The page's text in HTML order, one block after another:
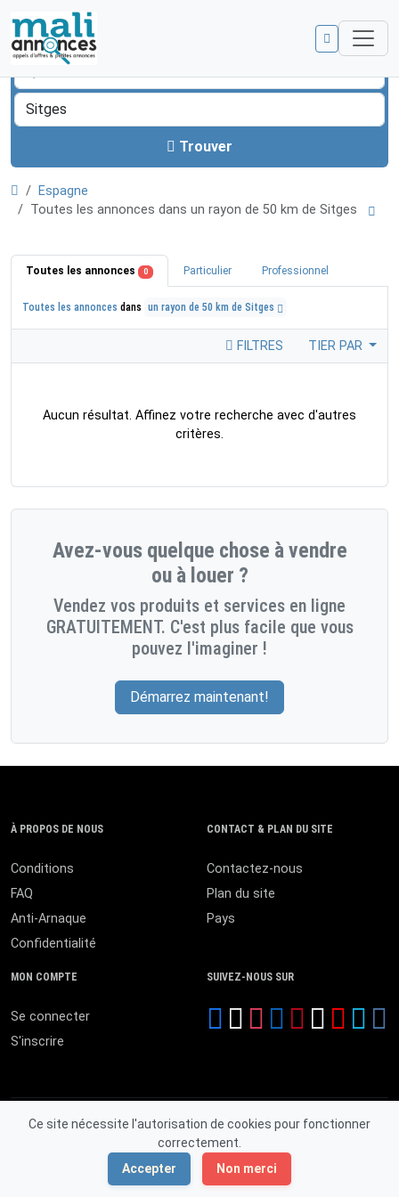
Trouver
Espagne
Toutes les annonces dans un rayon de 50 km de Sitges
Toutes les annonces 0 Particulier Professionnel
Toutes les annonces dans un rayon de 50 km de Sitges
FILTRES TIER PAR
Aucun résultat. Affinez votre recherche avec d'autres
critères.
Avez-vous quelque chose à vendre
ou à louer ?
Vendez vos produits et services en ligne
GRATUITEMENT. C'est plus facile que vous
pouvez l'imaginer !
Démarrez maintenant!
Ce site nécessite l'autorisation de cookies pour fonctionner
correctement.
Accepter
Non merci
À PROPOS DE NOUS
Conditions
FAQ
Anti-Arnaque
Confidentialité
CONTACT & PLAN DU SITE
Contactez-nous
Plan du site
Pays
MON COMPTE
Se connecter
S'inscrire
SUIVEZ-NOUS SUR
© 2026 MALI ANNONCES. Tous droits réservés.